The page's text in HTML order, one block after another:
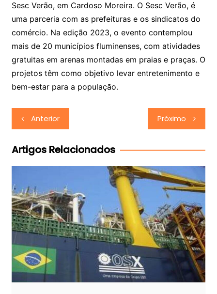
Sesc Verão, em Cardoso Moreira. O Sesc Verão, é
uma parceria com as prefeituras e os sindicatos do
comércio. Na edição 2023, o evento contemplou
mais de 20 municípios fluminenses, com atividades
gratuitas em arenas montadas em praias e praças. O
projetos têm como objetivo levar entretenimento e
bem-estar para a população.
Navegação
de
Post
Anterior Próximo
Artigos Relacionados